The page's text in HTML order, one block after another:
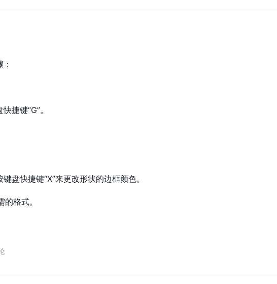
捷键“G”。
盘快捷键“X”来更改形状的边框颜色。
格式。